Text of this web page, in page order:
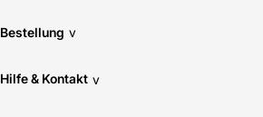
Bestellung v
Hilfe & Kontakt v